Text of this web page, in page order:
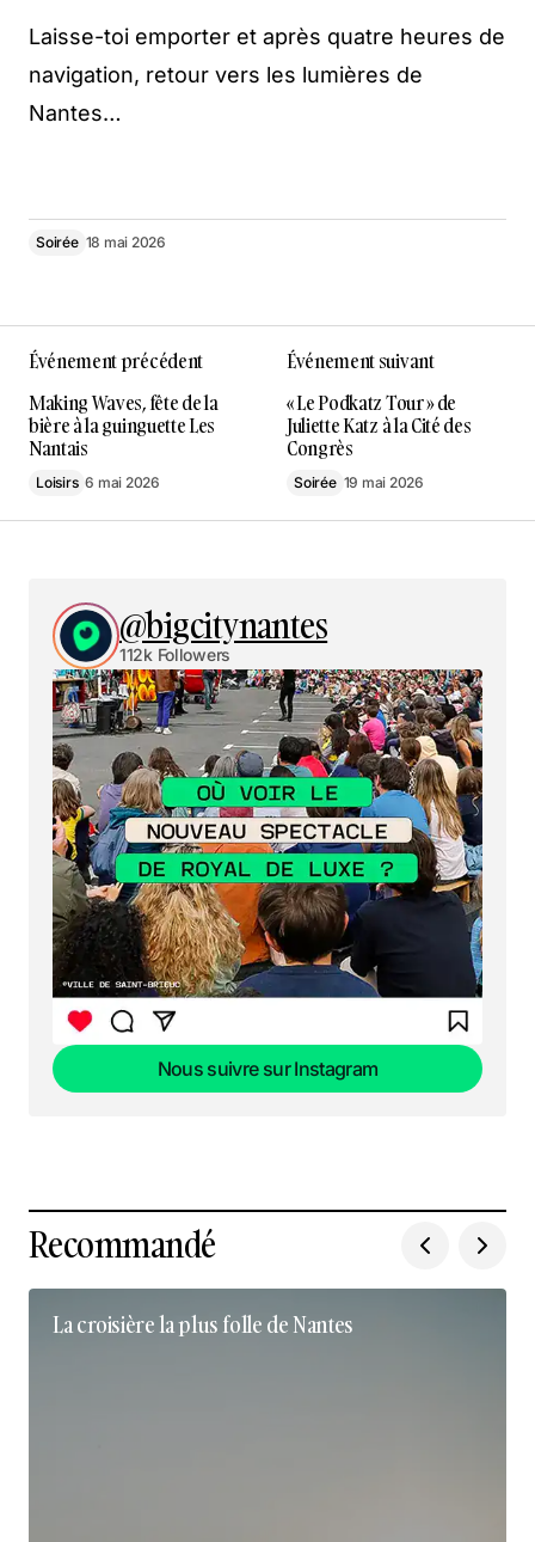
Laisse-toi emporter et après quatre heures de
navigation, retour vers les lumières de
Nantes…
Soirée 18 mai 2026
Événement précédent
Making Waves, fête de la
bière à la guinguette Les
Nantais
Loisirs 6 mai 2026
Événement suivant
« Le Podkatz Tour » de
Juliette Katz à la Cité des
Congrès
Soirée 19 mai 2026
@bigcitynantes
112k Followers
Nous suivre sur Instagram
Recommandé
La croisière la plus folle de Nantes